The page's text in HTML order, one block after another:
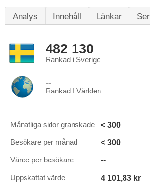
Analys Innehåll Länkar
482 130
Rankad i Sverige
--
Rankad I Världen
Månatliga sidor granskade < 300
Besökare per månad < 300
Värde per besökare --
Uppskattat värde 4 101,83 kr